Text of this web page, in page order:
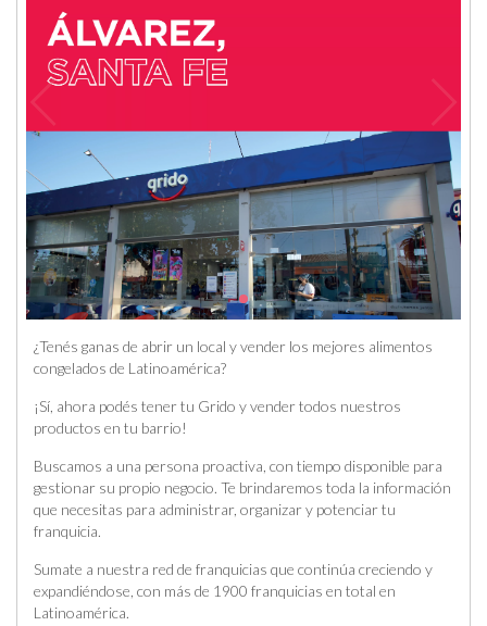
¿Tenés ganas de abrir un local y vender los mejores alimentos
congelados de Latinoamérica?
¡Sí, ahora podés tener tu Grido y vender todos nuestros
productos en tu barrio!
Buscamos a una persona proactiva, con tiempo disponible para
gestionar su propio negocio. Te brindaremos toda la información
que necesitas para administrar, organizar y potenciar tu
franquicia.
Sumate a nuestra red de franquicias que continúa creciendo y
expandiéndose, con más de 1900 franquicias en total en
Latinoamérica.